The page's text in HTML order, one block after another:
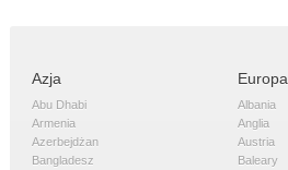
Azja
Abu Dhabi
Armenia
Azerbejdżan
Bangladesz
Europa
Albania
Anglia
Austria
Baleary